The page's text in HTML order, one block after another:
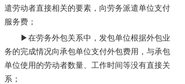
遣劳动者直接相关的要素，向劳务派遣单位支付
服务费；
▶在劳务外包关系中，发包单位根据外包业
务的完成情况向承包单位支付外包费用，与承包
单位使用的劳动者数量、工作时间等没有直接关
系；